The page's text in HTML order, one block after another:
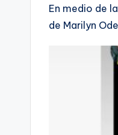
En medio de
de Marilyn